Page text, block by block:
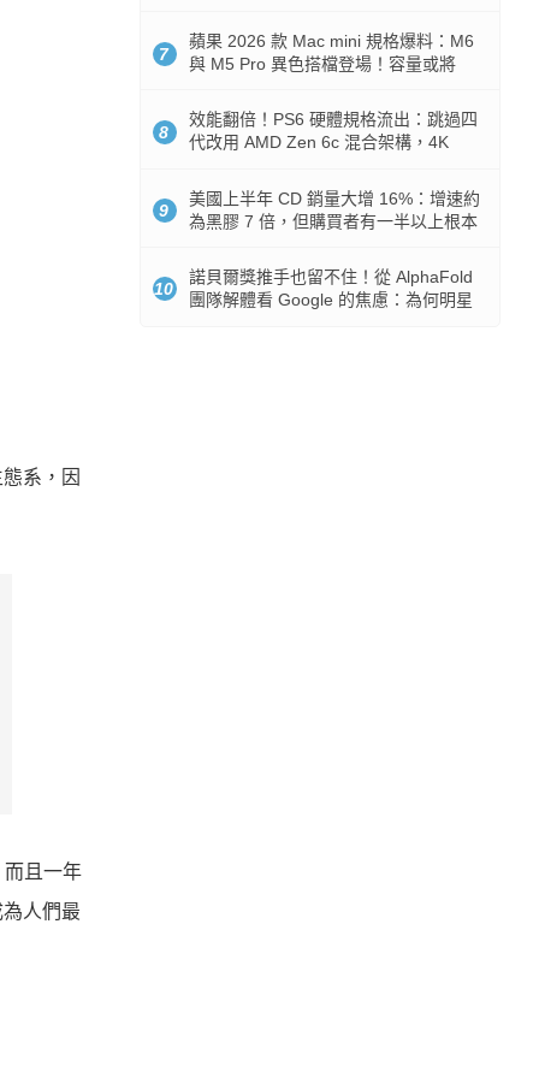
系，因
而且一年
人們最
7
蘋果 2026 款 Mac mini 規格爆料：M6
與 M5 Pro 異色搭檔登場！容量或將
8
效能翻倍！PS6 硬體規格流出：跳過四
代改用 AMD Zen 6c 混合架構，4K
9
美國上半年 CD 銷量大增 16%：增速約
為黑膠 7 倍，但購買者有一半以上根本
10
諾貝爾獎推手也留不住！從 AlphaFold
團隊解體看 Google 的焦慮：為何明星